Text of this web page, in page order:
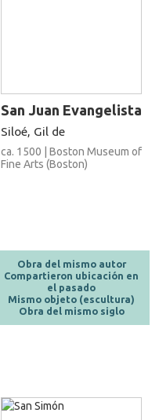
San Juan Evangelista
Siloé, Gil de
ca. 1500 | Boston Museum of
Fine Arts (Boston)
Obra del mismo autor
Compartieron ubicación en
el pasado
Mismo objeto (escultura)
Obra del mismo siglo